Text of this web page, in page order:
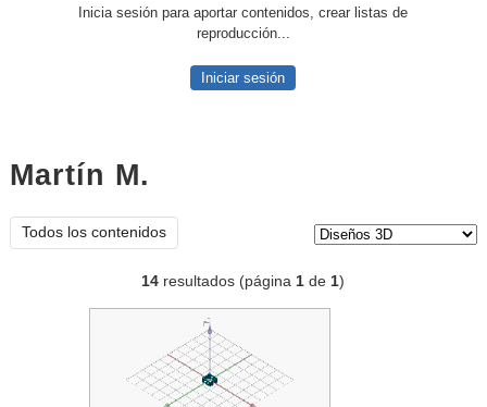
Inicia sesión para aportar contenidos, crear listas de
reproducción...
Iniciar sesión
Martín M.
Todos los contenidos
14 resultados (página1 de1)